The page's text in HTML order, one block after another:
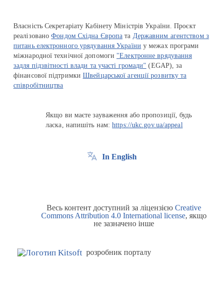
Власність Секретаріату Кабінету Міністрів України. Проєкт
реалізованоФондом Східна Європа та Державним агентством з
питань електронного урядування України у межах програми
міжнародної технічної допомоги "Електронне врядування
задля підзвітності влади та участі громади" (EGAP), за
фінансової підтримкиШвейцарської агенції розвитку та
співробітництва
Якщо ви маєте зауваження або пропозиції, будь
ласка, напишіть нам:https://ukc.gov.ua/appeal
In English
Весь контент доступний за ліцензією Creative
Commons Attribution 4.0 International license, якщо
не зазначено інше
розробник порталу